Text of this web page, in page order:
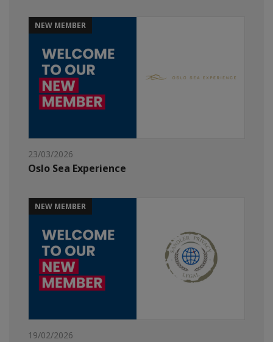
NEW MEMBER
23/03/2026
Oslo Sea Experience
NEW MEMBER
19/02/2026